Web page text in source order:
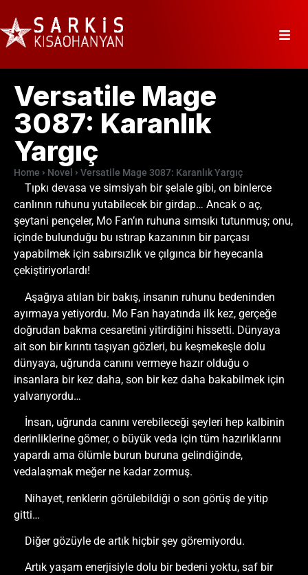
Versatile Mage
3087: Karanlık
Yargıç
Home Novel Versatile Mage 3087: Karanlık Yargıç
Tıpkı devasa ve simsiyah bir şelale gibi, on binlerce
canlının ruhunu yutabilecek bir girdap… Ancak o aç,
şeytani pençeler, Mo Fan’ın ruhuna sımsıkı tutunmuş; onu,
içinde bulunduğu bu ıstırap kazanının bir parçası
yapabilmek için sabırsızlık ve çılgınca bir heyecanla
çekiştiriyorlardı!
Aşağıya atılan bir bakış, insanın ruhunu bedeninden
ayırmaya yetiyordu. Mo Fan hayatında ilk kez, gerçeğe
doğrudan bakma cesaretini yitirdiğini hissetti. Dünyaya
ait son bir kırıntı taşıyan gözleri, bu keşmekeşle dolu
dünyaya, uğrunda canını vermeye hazır olduğu o
insanlara bir kez daha, son bir kez daha bakabilmek için
yalvarıyordu…
İnsan, uğrunda canını verebileceği şeyleri hep kalbinin
derinliklerine gömer, o büyük veda için tüm hazırlıklarını
yapardı ama ölümle burun buruna gelindiğinde,
vedalaşmak meğer ne kadar zormuş.
Nihayet, renklerin görülebildiği o son görüş de yitip
gitti…
Diğer gözüyle de artık hiçbir şey göremiyordu.
Artık yaşam enerjisiyle dolu bir bedeni yoktu, saf bir